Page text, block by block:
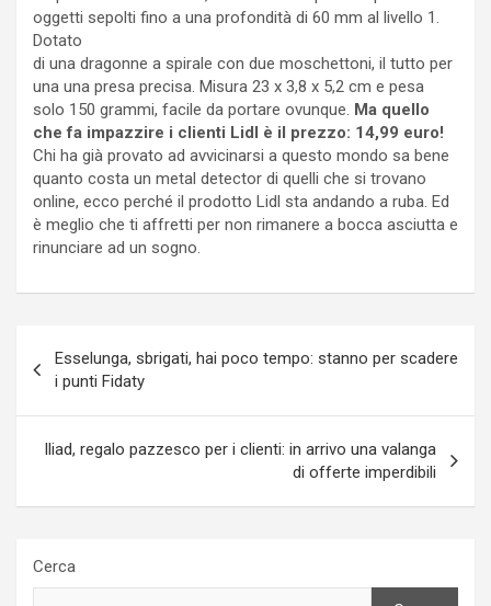
oggetti sepolti fino a una profondità di 60 mm al livello 1.
Dotato
di una dragonne a spirale con due moschettoni, il tutto per
una una presa precisa. Misura 23 x 3,8 x 5,2 cm e pesa
solo 150 grammi, facile da portare ovunque. Ma quello
che fa impazzire i clienti Lidl è il prezzo: 14,99 euro!
Chi ha già provato ad avvicinarsi a questo mondo sa bene
quanto costa un metal detector di quelli che si trovano
online, ecco perché il prodotto Lidl sta andando a ruba. Ed
è meglio che ti affretti per non rimanere a bocca asciutta e
rinunciare ad un sogno.
articoli
Esselunga, sbrigati, hai poco tempo: stanno per scadere
i punti Fidaty
Iliad, regalo pazzesco per i clienti: in arrivo una valanga
di offerte imperdibili
Cerca